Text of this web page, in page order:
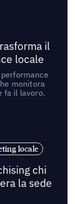
il
locale
monitora
fa il lavoro.
locale
chi
la sede